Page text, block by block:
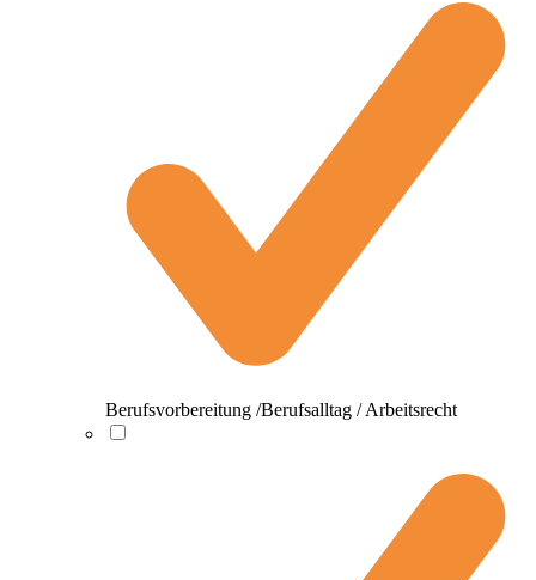
Berufsvorbereitung /Berufsalltag / Arbeitsrecht